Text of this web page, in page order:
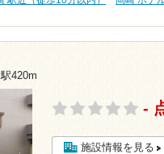
420m
-
施設情報を見る